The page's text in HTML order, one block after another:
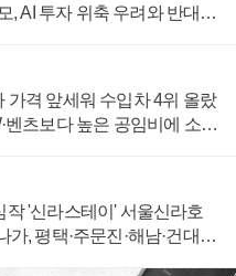
, AI 투자 위축 우려와 반대
가격 앞세워 수입차 4위 올랐
벤츠보다 높은 공임비에 소비
작 '신라스테이' 서울신라호
가, 평택·주문진·해남·건대로